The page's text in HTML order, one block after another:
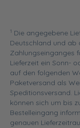
1 Die angegebene
Deutschland und ab
Zahlungseinganges
Lieferzeit ein Sonn-
auf den folgenden
Paketversand als
Speditionsversand.
können sich um bis
Bestelleingang
genauen